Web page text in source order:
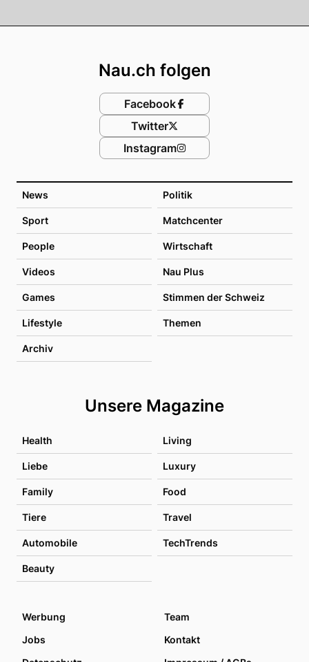
News Politik
Sport Matchcenter
People Wirtschaft
Videos Nau Plus
Games Stimmen der Schweiz
Lifestyle Themen
Archiv
Unsere Magazine
Health Living
Liebe Luxury
Family Food
Tiere Travel
Automobile TechTrends
Beauty
Nau.ch folgen
Facebook
Twitter
Instagram
Werbung
Team
Jobs
Kontakt